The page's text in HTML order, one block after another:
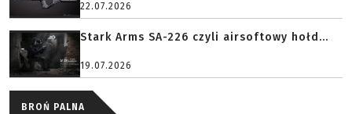
22.07.2026
Stark Arms SA-226 czyli airsoftowy hołd...
19.07.2026
BROŃ PALNA